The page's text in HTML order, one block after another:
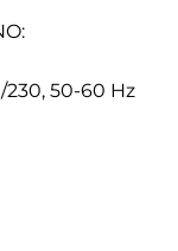
50-60 Hz